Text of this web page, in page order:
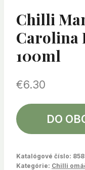
Chilli
Carolina
100ml
€6.30
DO
Katalógové číslo:
Kategórie: Chilli